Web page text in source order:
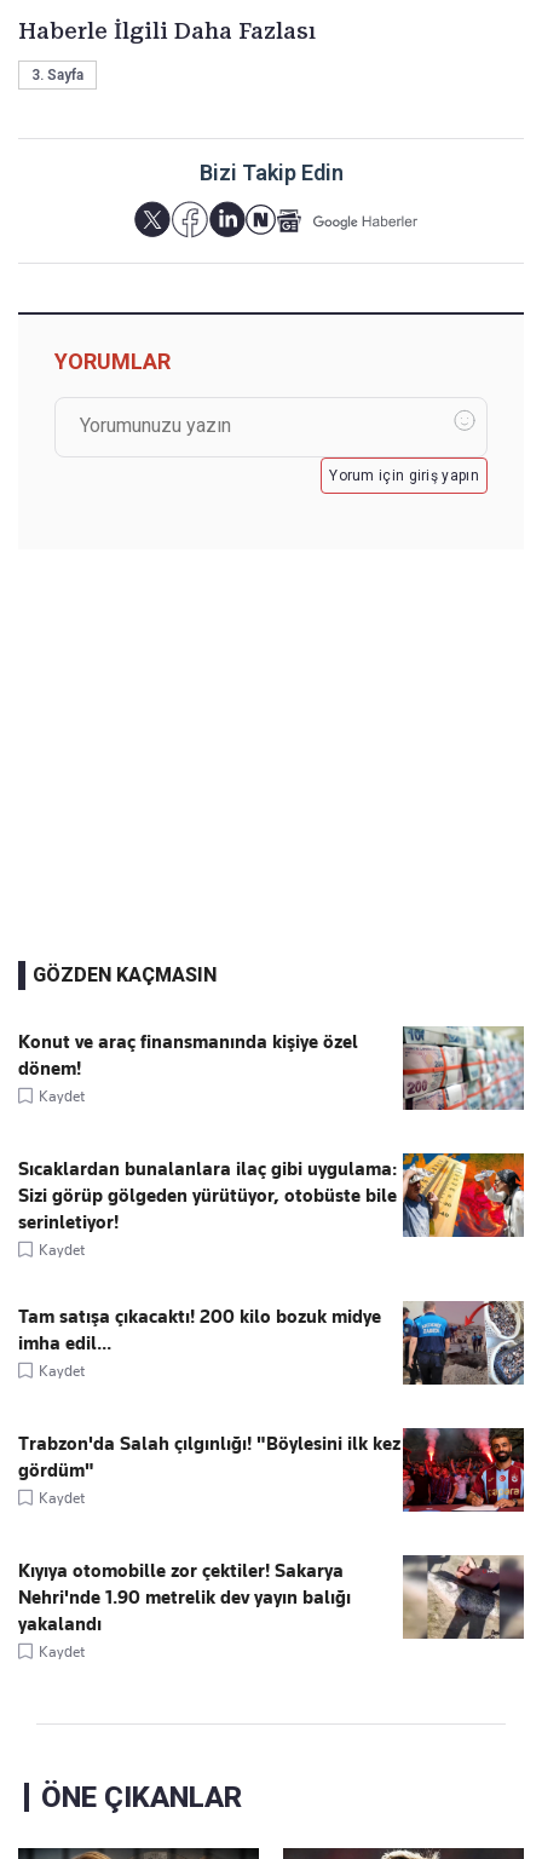
Haberle İlgili Daha Fazlası
3. Sayfa
Bizi Takip Edin
YORUMLAR
Yorum için giriş yapın
GÖZDEN KAÇMASIN
Konut ve araç finansmanında kişiye özel
dönem!
Kaydet
Sıcaklardan bunalanlara ilaç gibi uygulama:
Sizi görüp gölgeden yürütüyor, otobüste bile
serinletiyor!
Kaydet
Tam satışa çıkacaktı! 200 kilo bozuk midye
imha edil...
Kaydet
Trabzon'da Salah çılgınlığı! "Böylesini ilk kez
gördüm"
Kaydet
Kıyıya otomobille zor çektiler! Sakarya
Nehri'nde 1.90 metrelik dev yayın balığı
yakalandı
Kaydet
ÖNE ÇIKANLAR